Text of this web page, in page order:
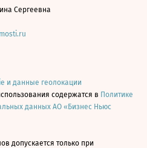
Сергеевна
и данные геолокации
содержатся в Политике
данных АО «Бизнес Ньюс
допускается только при